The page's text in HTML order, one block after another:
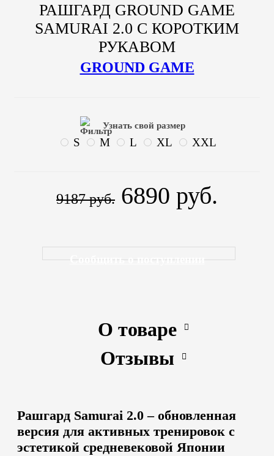
РАШГАРД GROUND GAME
SAMURAI 2.0 С КОРОТКИМ
РУКАВОМ
GROUND GAME
Узнать свой размер
S M L XL XXL
9187 руб. 6890 руб.
Сообщить о поступлении
О товаре
Отзывы
Рашгард Samurai 2.0 – обновленная
версия для активных тренировок с
эстетикой средневековой Японии